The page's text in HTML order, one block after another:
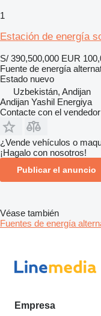
1
Estación de energía
S/ 390,500,000 EUR
Fuente de energía
Estado nuevo
Uzbekistán, Andijan
Andijan Yashil Energiya
Contacte con el vendedor
¿Vende vehículos o
¡Hagalo con nosotros!
Publicar el anuncio
Véase también
Fuentes de energía
Empresa